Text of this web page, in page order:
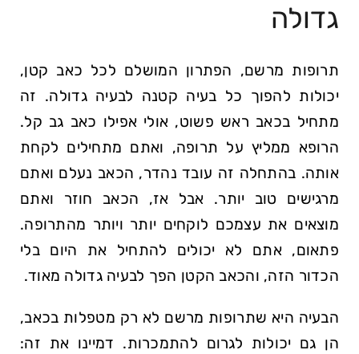
גדולה
תרופות מרשם, הפתרון המושלם לכל כאב קטן,
יכולות להפוך כל​ בעיה קטנה לבעיה גדולה.⁢ זה
מתחיל⁣ בכאב ראש פשוט, אולי אפילו כאב גב קל.
הרופא ממליץ על תרופה, ואתם מתחילים לקחת
אותה. בהתחלה ‌זה עובד נהדר, הכאב נעלם ואתם
מרגישים טוב יותר. אבל אז, הכאב חוזר ‌ואתם
מוצאים ⁣את עצמכם לוקחים יותר ויותר מהתרופה.
פתאום, אתם לא יכולים להתחיל את היום בלי
הכדור הזה, והכאב ​הקטן הפך לבעיה גדולה מאוד.
הבעיה היא שתרופות מרשם ‍לא‍ רק מטפלות בכאב,
הן‌ גם יכולות לגרום להתמכרות. דמיינו את זה: